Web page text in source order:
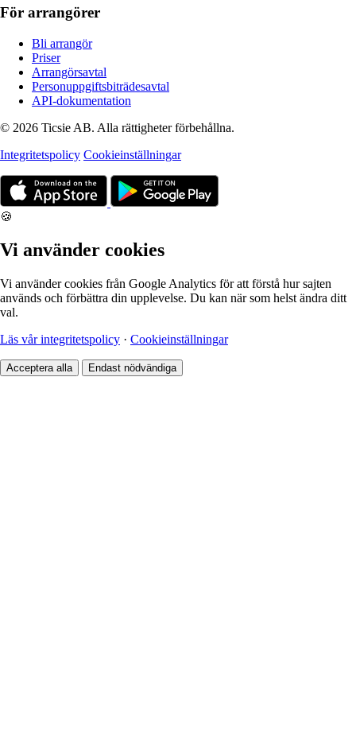
För arrangörer
Bli arrangör
Priser
Arrangörsavtal
Personuppgiftsbiträdesavtal
API-dokumentation
© 2026 Ticsie AB. Alla rättigheter förbehållna.
Integritetspolicy Cookieinställningar
🍪
Vi använder cookies
Vi använder cookies från Google Analytics för att förstå hur sajten
används och förbättra din upplevelse. Du kan när som helst ändra ditt
val.
Läs vår integritetspolicy · Cookieinställningar
Acceptera alla Endast nödvändiga